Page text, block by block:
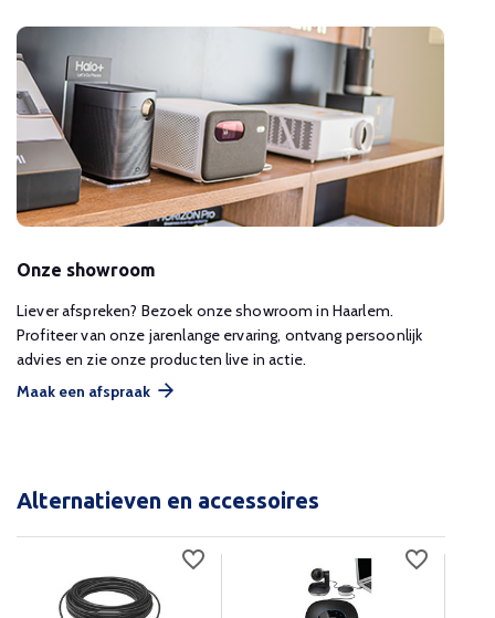
Onze showroom
Liever afspreken? Bezoek onze showroom in Haarlem.
Profiteer van onze jarenlange ervaring, ontvang persoonlijk
advies en zie onze producten live in actie.
Maak een afspraak
Alternatieven en accessoires